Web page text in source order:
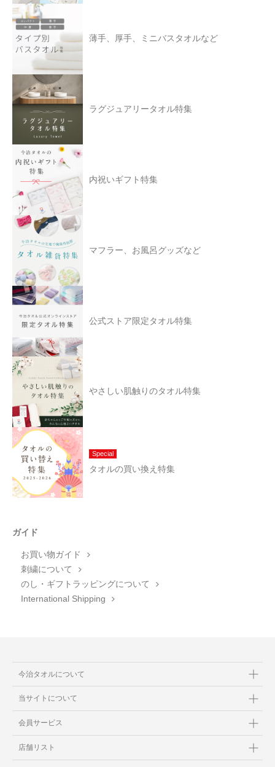
薄手、厚手、ミニバスタオルなど
ラグジュアリータオル特集
内祝いギフト特集
マフラー、お風呂グッズなど
公式ストア限定タオル特集
やさしい肌触りのタオル特集
Special
タオルの買い換え特集
ガイド
お買い物ガイド
刺繍について
のし・ギフトラッピングについて
International Shipping
今治タオルについて
当サイトについて
会員サービス
店舗リスト